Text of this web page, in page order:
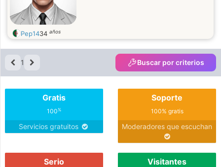
Pep1434 años
1 Buscar por criterios
Gratis
100%
Servicios gratuitos
Soporte
100% gratis
Moderadores que escuchan
Serio Visitantes